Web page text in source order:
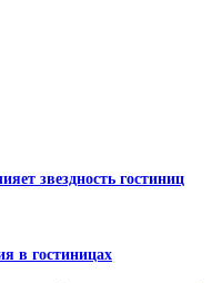
звездность гостиниц
в гостиницах